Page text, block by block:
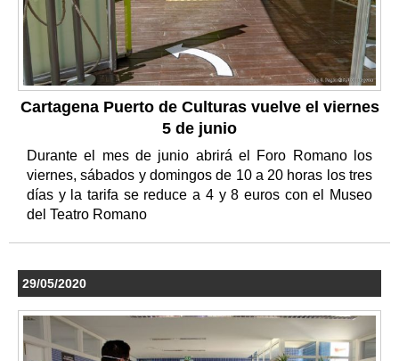
Cartagena Puerto de Culturas vuelve el viernes
5 de junio
Durante el mes de junio abrirá el Foro Romano los
viernes, sábados y domingos de 10 a 20 horas los tres
días y la tarifa se reduce a 4 y 8 euros con el Museo
del Teatro Romano
29/05/2020